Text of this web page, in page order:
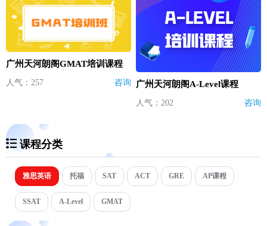
广州天河朗阁GMAT培训课程
人气：257 咨询 广州天河朗阁A-Level课程
人气：202 咨询
课程分类
雅思英语 托福 SAT ACT GRE AP课程
SSAT A-Level GMAT